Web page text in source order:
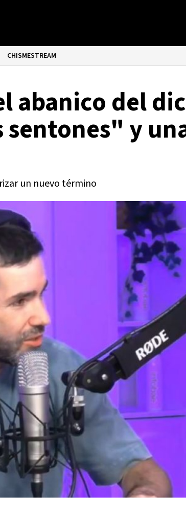
CHISMESTREAM
abanico del
y
un nuevo término